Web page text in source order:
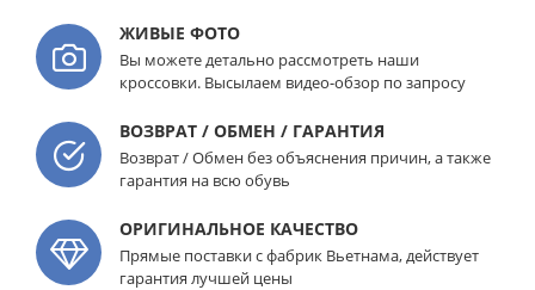
ЖИВЫЕ ФОТО
Вы можете детально рассмотреть наши
кроссовки. Высылаем видео-обзор по запросу
ВОЗВРАТ / ОБМЕН / ГАРАНТИЯ
Возврат / Обмен без объяснения причин, а также
гарантия на всю обувь
ОРИГИНАЛЬНОЕ КАЧЕСТВО
Прямые поставки с фабрик Вьетнама, действует
гарантия лучшей цены